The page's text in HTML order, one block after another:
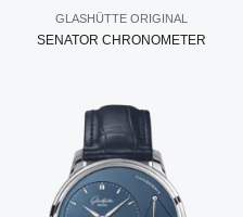
GLASHÜTTE ORIGINAL
SENATOR CHRONOMETER